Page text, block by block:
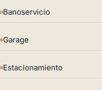
Banoservicio
Garage
Estacionamiento